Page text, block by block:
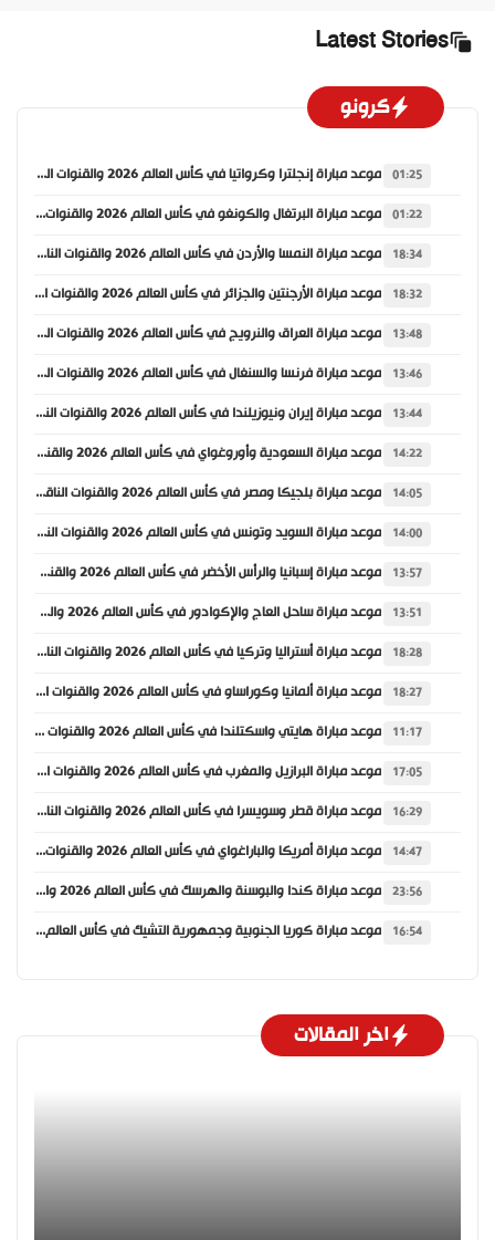
Latest Stories
كرونو
01:25 موعد مباراة إنجلترا وكرواتيا في كأس العالم 2026 والقنوات الناقلة
01:22 موعد مباراة البرتغال والكونغو في كأس العالم 2026 والقنوات الناقلة
18:34 موعد مباراة النمسا والأردن في كأس العالم 2026 والقنوات الناقلة
18:32 موعد مباراة الأرجنتين والجزائر في كأس العالم 2026 والقنوات الناقلة
13:48 موعد مباراة العراق والنرويج في كأس العالم 2026 والقنوات الناقلة
13:46 موعد مباراة فرنسا والسنغال في كأس العالم 2026 والقنوات الناقلة
13:44 موعد مباراة إيران ونيوزيلندا في كأس العالم 2026 والقنوات الناقلة
14:22 موعد مباراة السعودية وأوروغواي في كأس العالم 2026 والقنوات الناقلة
14:05 موعد مباراة بلجيكا ومصر في كأس العالم 2026 والقنوات الناقلة
14:00 موعد مباراة السويد وتونس في كأس العالم 2026 والقنوات الناقلة
13:57 موعد مباراة إسبانيا والرأس الأخضر في كأس العالم 2026 والقنوات الناقلة
13:51 موعد مباراة ساحل العاج والإكوادور في كأس العالم 2026 والقنوات الناقلة
18:28 موعد مباراة أستراليا وتركيا في كأس العالم 2026 والقنوات الناقلة
18:27 موعد مباراة ألمانيا وكوراساو في كأس العالم 2026 والقنوات الناقلة
11:17 موعد مباراة هايتي واسكتلندا في كأس العالم 2026 والقنوات الناقلة
17:05 موعد مباراة البرازيل والمغرب في كأس العالم 2026 والقنوات الناقلة
16:29 موعد مباراة قطر وسويسرا في كأس العالم 2026 والقنوات الناقلة
14:47 موعد مباراة أمريكا والباراغواي في كأس العالم 2026 والقنوات الناقلة
23:56 موعد مباراة كندا والبوسنة والهرسك في كأس العالم 2026 والقنوات الناقلة
16:54 موعد مباراة كوريا الجنوبية وجمهورية التشيك في كأس العالم 2026 والقنوات الناقلة
اخر المقالات